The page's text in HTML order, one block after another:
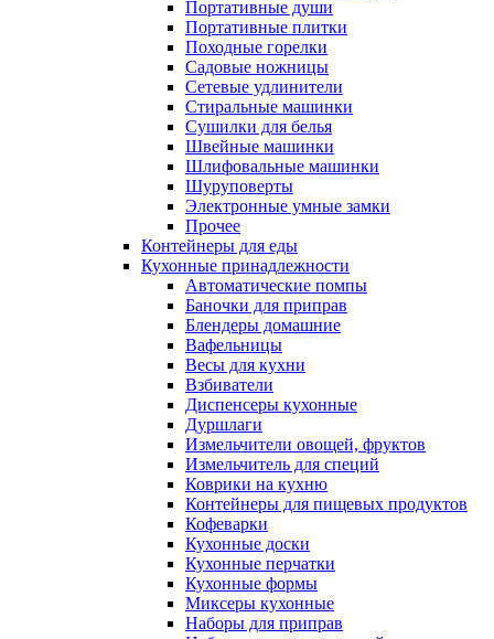
Портативные души
Портативные плитки
Походные горелки
Садовые ножницы
Сетевые удлинители
Стиральные машинки
Сушилки для белья
Швейные машинки
Шлифовальные машинки
Шуруповерты
Электронные умные замки
Прочее
Контейнеры для еды
Кухонные принадлежности
Автоматические помпы
Баночки для приправ
Блендеры домашние
Вафельницы
Весы для кухни
Взбиватели
Диспенсеры кухонные
Дуршлаги
Измельчители овощей, фруктов
Измельчитель для специй
Коврики на кухню
Контейнеры для пищевых продуктов
Кофеварки
Кухонные доски
Кухонные перчатки
Кухонные формы
Миксеры кухонные
Наборы для приправ